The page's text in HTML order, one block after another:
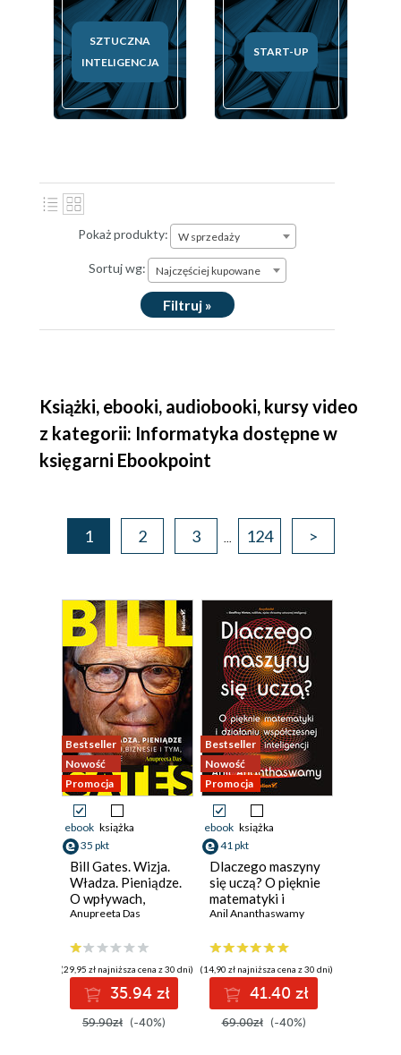
SZTUCZNA
INTELIGENCJA
START-UP
Pokaż produkty: W sprzedaży
Sortuj wg: Najczęściej kupowane
Filtruj »
Książki, ebooki, audiobooki, kursy video
z kategorii: Informatyka dostępne w
księgarni Ebookpoint
1 2 3 ... 124 >
Bestseller
Nowość
Promocja
ebook książka
35 pkt
Bill Gates. Wizja.
Władza. Pieniądze.
O wpływach,
biznesie i tym, co
Anupreeta Das
(29,95 zł najniższa cena z 30 dni)
35.94 zł
59.90zł (-40%)
Bestseller
Nowość
Promocja
ebook książka
41 pkt
Dlaczego maszyny
się uczą? O pięknie
matematyki i
działaniu
sztucznej
inteligencji
Anil Ananthaswamy
(14,90 zł najniższa cena z 30 dni)
41.40 zł
69.00zł (-40%)